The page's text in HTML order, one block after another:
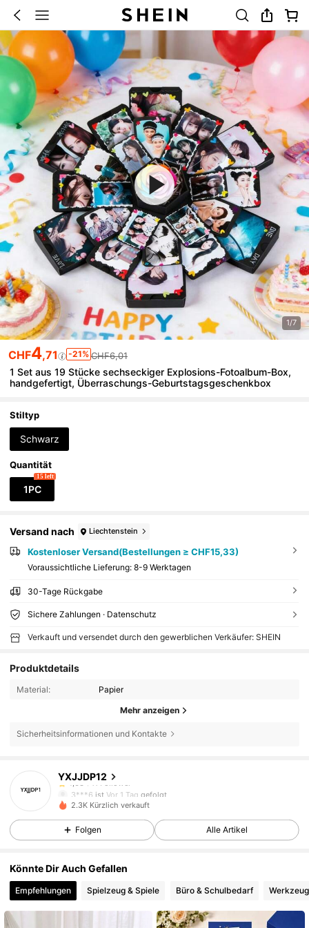
1/7
CHF4,71 -21% CHF6,01
1 Set aus 19 Stücke sechseckiger Explosions-Fotoalbum-Box,
handgefertigt, Überraschungs-Geburtstagsgeschenkbox
Stiltyp
Schwarz
Quantität
1PC
15 left
Versand nach Liechtenstein
Kostenloser Versand(Bestellungen ≥ CHF15,33)
Voraussichtliche Lieferung: 8-9 Werktagen
30-Tage Rückgabe
Sichere Zahlungen · Datenschutz
Verkauft und versendet durch den gewerblichen Verkäufer: SHEIN
Produktdetails
Material: Papier
Mehr anzeigen
Sicherheitsinformationen und Kontakte
YXJJDP12
11 Follower
4,63 11 Follower
4,63
11 Follower
3***6 ist Vor 1 Tag
gefolgt
4,63
11 Follower
2.3K Kürzlich verkauft
Folgen Alle Artikel
Könnte Dir Auch Gefallen
Empfehlungen Spielzeug & Spiele Büro & Schulbedarf